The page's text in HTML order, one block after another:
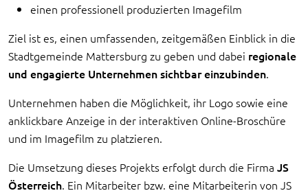
einen professionell produzierten Imagefilm
Ziel ist es, einen umfassenden, zeitgemäßen Einblick in die
Stadtgemeinde Mattersburg zu geben und dabei regionale
und engagierte Unternehmen sichtbar einzubinden.
Unternehmen haben die Möglichkeit, ihr Logo sowie eine
anklickbare Anzeige in der interaktiven Online-Broschüre
und im Imagefilm zu platzieren.
Die Umsetzung dieses Projekts erfolgt durch die Firma JS
Österreich. Ein Mitarbeiter bzw. eine Mitarbeiterin von JS